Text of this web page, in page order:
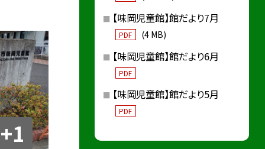
+1
【味岡児童館】館だより7月
PDF (4 MB)
【味岡児童館】館だより6月
PDF
【味岡児童館】館だより5月
PDF